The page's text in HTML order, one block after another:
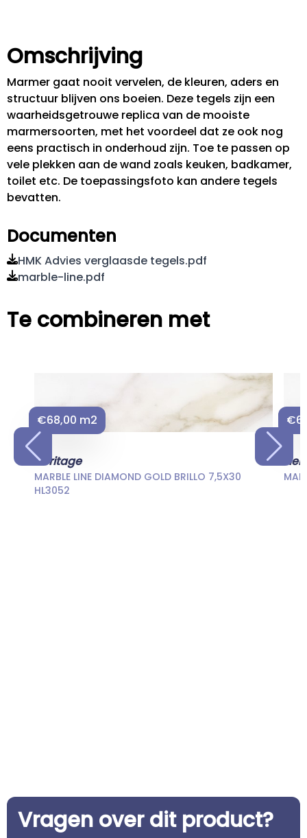
Omschrijving
Marmer gaat nooit vervelen, de kleuren, aders en
structuur blijven ons boeien. Deze tegels zijn een
waarheidsgetrouwe replica van de mooiste
marmersoorten, met het voordeel dat ze ook nog
eens practisch in onderhoud zijn. Toe te passen op
vele plekken aan de wand zoals keuken, badkamer,
toilet etc. De toepassingsfoto kan andere tegels
bevatten.
Documenten
HMK Advies verglaasde tegels.pdf
marble-line.pdf
Te combineren met
€68,00 m2
Heritage
MARBLE LINE DIAMOND GOLD BRILLO 7,5X30
HL3052
Vragen over dit product?